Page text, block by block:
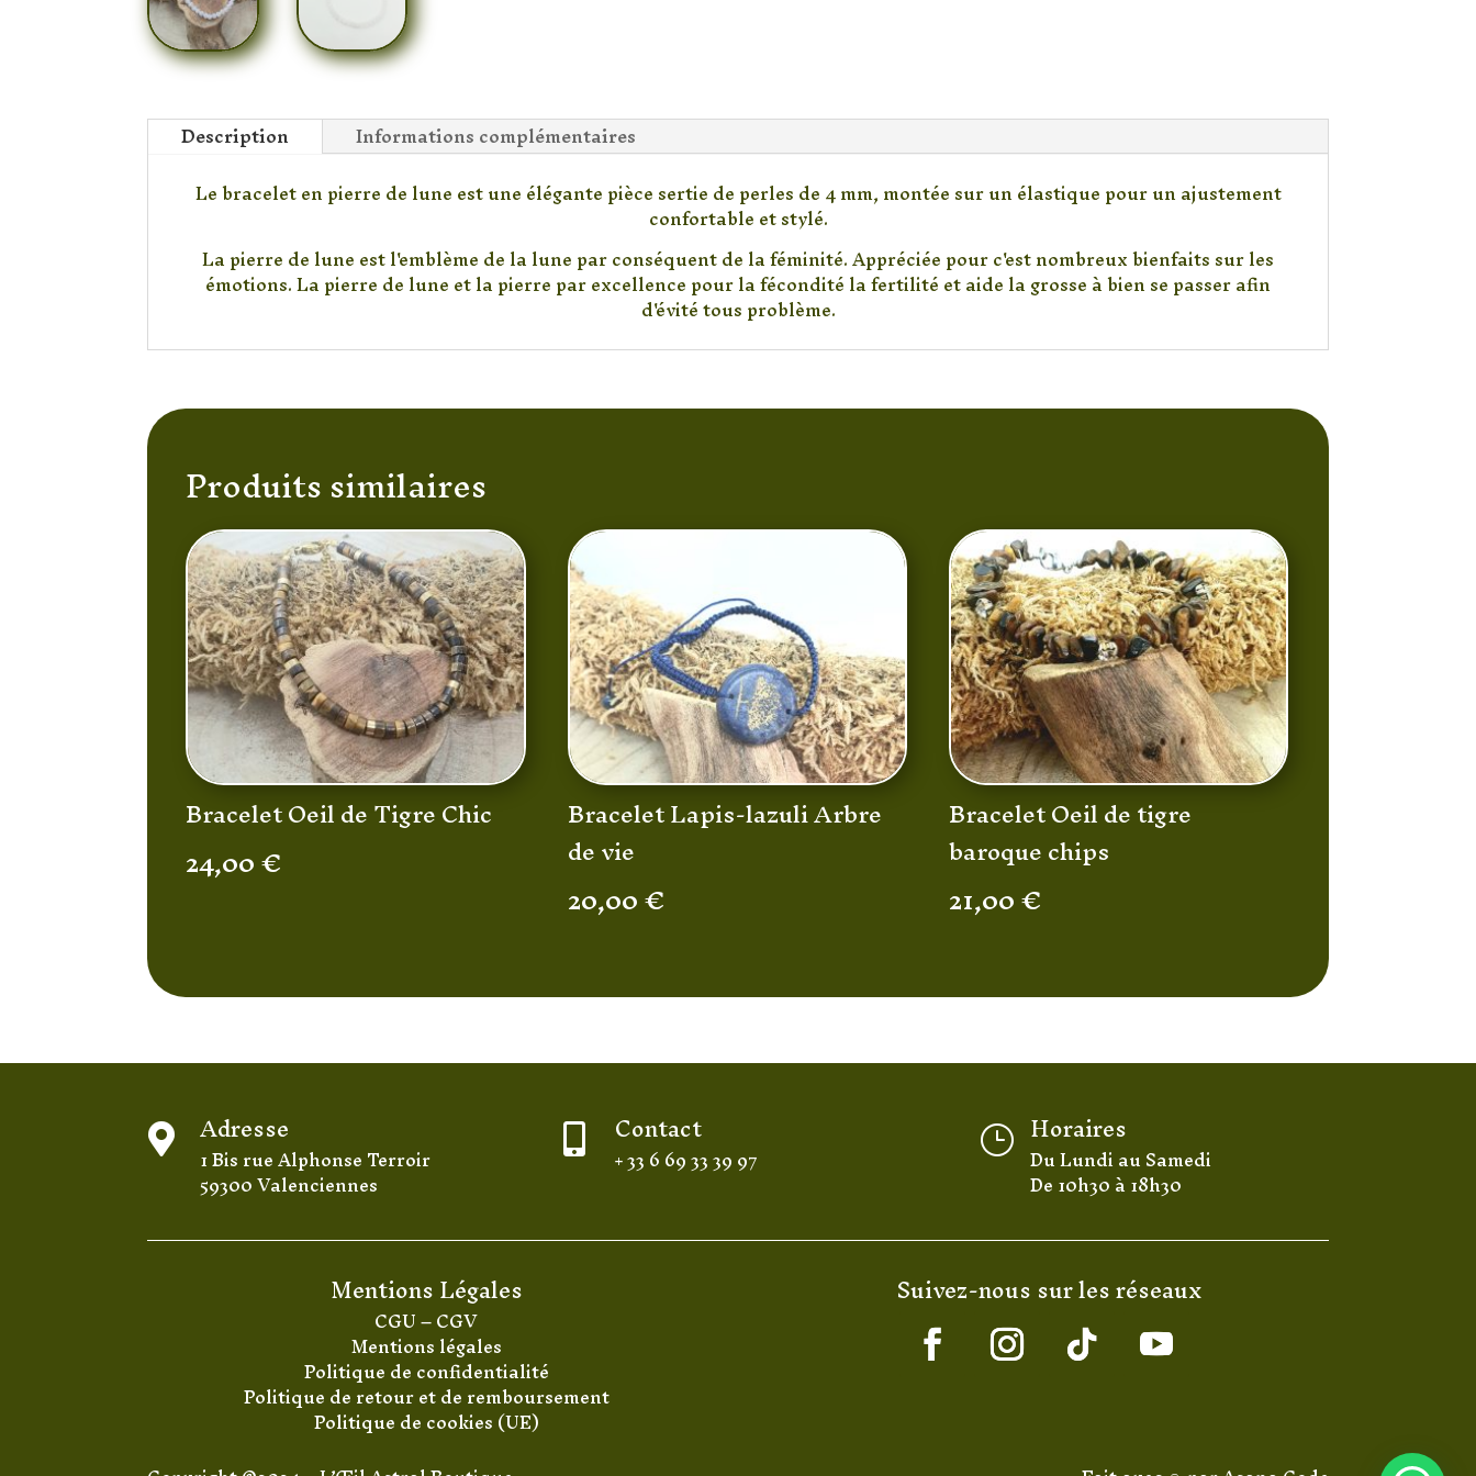
Description
Informations complémentaires
Le bracelet en pierre de lune est une élégante pièce sertie de perles de 4 mm, montée sur un élastique pour un ajustement
confortable et stylé.
La pierre de lune est l'emblème de la lune par conséquent de la féminité. Appréciée pour c'est nombreux bienfaits sur les
émotions. La pierre de lune et la pierre par excellence pour la fécondité la fertilité et aide la grosse à bien se passer afin
d'évité tous problème.
Produits similaires
Bracelet Oeil de Tigre Chic
24,00€
Bracelet Lapis-lazuli Arbre
de vie
20,00€
Bracelet Oeil de tigre
baroque chips
21,00€
 Adresse
1 Bis rue Alphonse Terroir
59300 Valenciennes
 Contact
+ 33 6 69 33 39 97
} Horaires
Du Lundi au Samedi
De 10h30 à 18h30
Mentions Légales
CGU–CGV
Mentions légales
Politique de confidentialité
Politique de retour et de remboursement
Politique de cookies (UE)
Suivez-nous sur les réseaux